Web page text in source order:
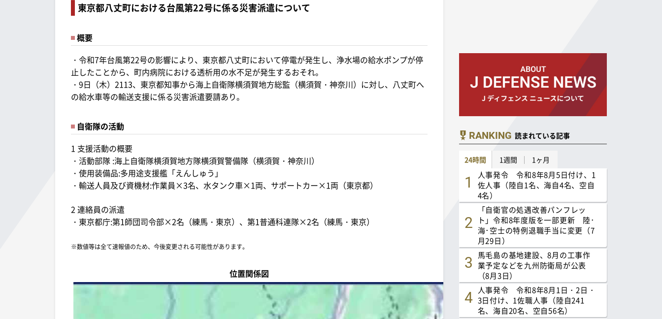
東京都八丈町における台風第22号に係る災害派遣について
概要
・令和7年台風第22号の影響により、東京都八丈町において停電が発生し、浄水場の給水ポンプが停
止したことから、町内病院における透析用の水不足が発生するおそれ。
・9日（木）2113、東京都知事から海上自衛隊横須賀地方総監（横須賀・神奈川）に対し、八丈町へ
の給水車等の輸送支援に係る災害派遣要請あり。
自衛隊の活動
1 支援活動の概要
・活動部隊 :海上自衛隊横須賀地方隊横須賀警備隊（横須賀・神奈川）
・使用装備品:多用途支援艦「えんしゅう」
・輸送人員及び資機材:作業員×3名、水タンク車×1両、サポートカー×1両（東京都）
2 連絡員の派遣
・東京都庁:第1師団司令部×2名（練馬・東京）、第1普通科連隊×2名（練馬・東京）
※数値等は全て速報値のため、今後変更される可能性があります。
位置関係図
RANKING 読まれている記事
24時間 1週間 1ヶ月
人事発令 令和8年8月5日付け、1
佐人事（陸自1名、海自4名、空自
4名）
「自衛官の処遇改善パンフレッ
ト」令和8年度版を一部更新 陸･
海･空士の特例退職手当に変更（7
月29日）
馬毛島の基地建設、8月の工事作
業予定などを九州防衛局が公表
（8月3日）
人事発令 令和8年8月1日・2日・
3日付け、1佐職人事（陸自241
名、海自20名、空自56名）